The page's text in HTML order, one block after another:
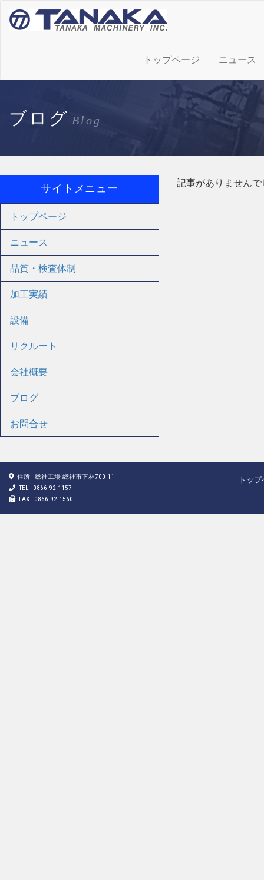
トップページ ニュース
ブログ Blog
記事がありませんで
サイトメニュー
トップページ
ニュース
品質・検査体制
加工実績
設備
リクルート
会社概要
ブログ
お問合せ
住所
総社工場 総社市下林700-11
TEL
0866-92-1157
FAX
0866-92-1560
トッ